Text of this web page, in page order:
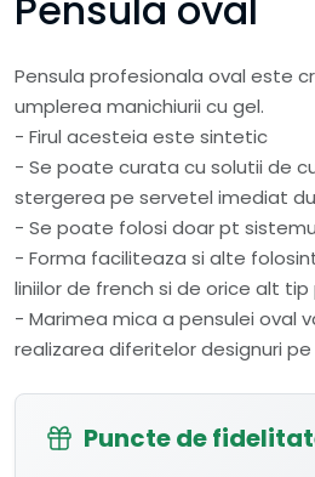
Pensula profesionala oval este
umplerea manichiurii cu gel.
- Firul acesteia este sintetic
- Se poate curata cu solutii de
stergerea pe servetel imediat
- Se poate folosi doar pt
- Forma faciliteaza si alte
liniilor de french si de orice alt
- Marimea mica a pensulei oval
realizarea diferitelor designuri pe
Puncte de